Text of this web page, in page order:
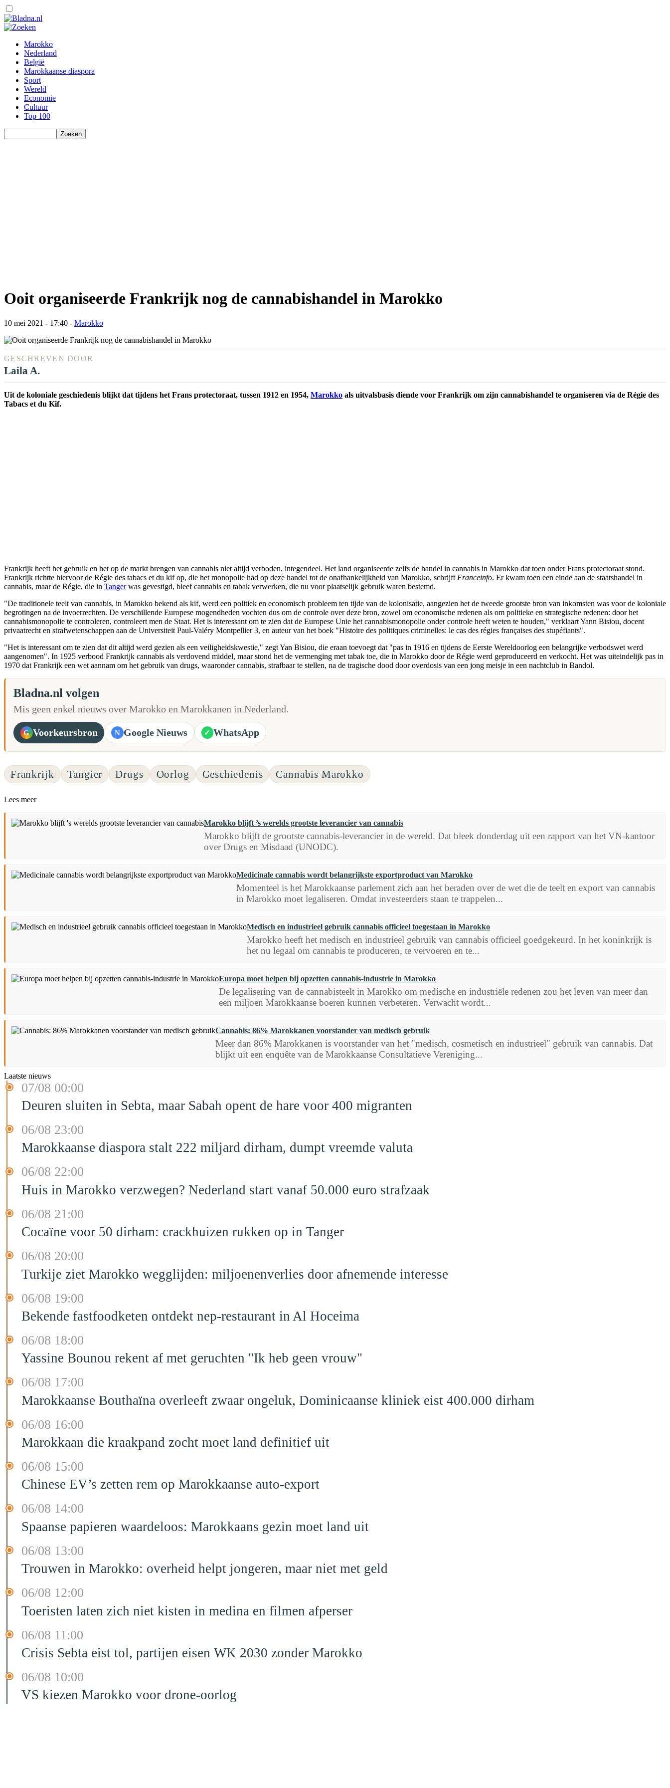
Marokko
Nederland
België
Marokkaanse diaspora
Sport
Wereld
Economie
Cultuur
Top 100
Ooit organiseerde Frankrijk nog de cannabishandel in Marokko
10 mei 2021 - 17:40 - Marokko
GESCHREVEN DOOR
Laila A.
Uit de koloniale geschiedenis blijkt dat tijdens het Frans protectoraat, tussen 1912 en 1954, Marokko als uitvalsbasis diende voor Frankrijk om zijn cannabishandel te organiseren via de Régie des
Tabacs et du Kif.
Frankrijk heeft het gebruik en het op de markt brengen van cannabis niet altijd verboden, integendeel. Het land organiseerde zelfs de handel in cannabis in Marokko dat toen onder Frans protectoraat stond.
Frankrijk richtte hiervoor de Régie des tabacs et du kif op, die het monopolie had op deze handel tot de onafhankelijkheid van Marokko, schrijft Franceinfo. Er kwam toen een einde aan de staatshandel in
cannabis, maar de Régie, die in Tangerwas gevestigd, bleef cannabis en tabak verwerken, die nu voor plaatselijk gebruik waren bestemd.
"De traditionele teelt van cannabis, in Marokko bekend als kif, werd een politiek en economisch probleem ten tijde van de kolonisatie, aangezien het de tweede grootste bron van inkomsten was voor de koloniale
begrotingen na de invoerrechten. De verschillende Europese mogendheden vochten dus om de controle over deze bron, zowel om economische redenen als om politieke en strategische redenen: door het
cannabismonopolie te controleren, controleert men de Staat. Het is interessant om te zien dat de Europese Unie het cannabismonopolie onder controle heeft weten te houden," verklaart Yann Bisiou, docent
privaatrecht en strafwetenschappen aan de Universiteit Paul-Valéry Montpellier 3, en auteur van het boek "Histoire des politiques criminelles: le cas des régies françaises des stupéfiants".
"Het is interessant om te zien dat dit altijd werd gezien als een veiligheidskwestie," zegt Yan Bisiou, die eraan toevoegt dat "pas in 1916 en tijdens de Eerste Wereldoorlog een belangrijke verbodswet werd
aangenomen". In 1925 verbood Frankrijk cannabis als verdovend middel, maar stond het de vermenging met tabak toe, die in Marokko door de Régie werd geproduceerd en verkocht. Het was uiteindelijk pas in
1970 dat Frankrijk een wet aannam om het gebruik van drugs, waaronder cannabis, strafbaar te stellen, na de tragische dood door overdosis van een jong meisje in een nachtclub in Bandol.
Bladna.nl volgen
Mis geen enkel nieuws over Marokko en Marokkanen in Nederland.
G Voorkeursbron N Google Nieuws ✓ WhatsApp
Frankrijk Tangier Drugs Oorlog Geschiedenis Cannabis Marokko
Lees meer
Marokko blijft ’s werelds grootste leverancier van cannabis
Marokko blijft de grootste cannabis-leverancier in de wereld. Dat bleek donderdag uit een rapport van het VN-kantoor
over Drugs en Misdaad (UNODC).
Medicinale cannabis wordt belangrijkste exportproduct van Marokko
Momenteel is het Marokkaanse parlement zich aan het beraden over de wet die de teelt en export van cannabis
in Marokko moet legaliseren. Omdat investeerders staan te trappelen...
Medisch en industrieel gebruik cannabis officieel toegestaan in Marokko
Marokko heeft het medisch en industrieel gebruik van cannabis officieel goedgekeurd. In het koninkrijk is
het nu legaal om cannabis te produceren, te vervoeren en te...
Europa moet helpen bij opzetten cannabis-industrie in Marokko
De legalisering van de cannabisteelt in Marokko om medische en industriële redenen zou het leven van meer dan
een miljoen Marokkaanse boeren kunnen verbeteren. Verwacht wordt...
Cannabis: 86% Marokkanen voorstander van medisch gebruik
Meer dan 86% Marokkanen is voorstander van het "medisch, cosmetisch en industrieel" gebruik van cannabis. Dat
blijkt uit een enquête van de Marokkaanse Consultatieve Vereniging...
Laatste nieuws
07/08 00:00
Deuren sluiten in Sebta, maar Sabah opent de hare voor 400 migranten
06/08 23:00
Marokkaanse diaspora stalt 222 miljard dirham, dumpt vreemde valuta
06/08 22:00
Huis in Marokko verzwegen? Nederland start vanaf 50.000 euro strafzaak
06/08 21:00
Cocaïne voor 50 dirham: crackhuizen rukken op in Tanger
06/08 20:00
Turkije ziet Marokko wegglijden: miljoenenverlies door afnemende interesse
06/08 19:00
Bekende fastfoodketen ontdekt nep-restaurant in Al Hoceima
06/08 18:00
Yassine Bounou rekent af met geruchten "Ik heb geen vrouw"
06/08 17:00
Marokkaanse Bouthaïna overleeft zwaar ongeluk, Dominicaanse kliniek eist 400.000 dirham
06/08 16:00
Marokkaan die kraakpand zocht moet land definitief uit
06/08 15:00
Chinese EV’s zetten rem op Marokkaanse auto-export
06/08 14:00
Spaanse papieren waardeloos: Marokkaans gezin moet land uit
06/08 13:00
Trouwen in Marokko: overheid helpt jongeren, maar niet met geld
06/08 12:00
Toeristen laten zich niet kisten in medina en filmen afperser
06/08 11:00
Crisis Sebta eist tol, partijen eisen WK 2030 zonder Marokko
06/08 10:00
VS kiezen Marokko voor drone-oorlog